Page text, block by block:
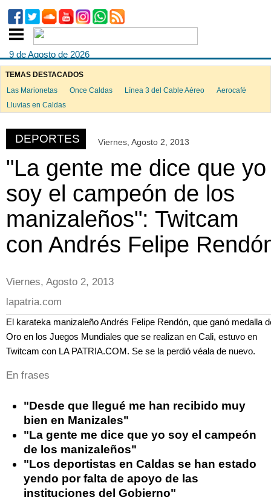
9 de Agosto de 2026
TEMAS DESTACADOS
Las Marionetas
Once Caldas Línea 3 del Cable Aéreo
Aerocafé
Lluvias en Caldas
DEPORTES Viernes, Agosto 2, 2013
"La gente me dice que yo
soy el campeón de los
manizaleños": Twitcam
con Andrés Felipe
Viernes, Agosto 2, 2013
lapatria.com
El karateka manizaleño Andrés Felipe Rendón, que ganó medalla
Oro en los Juegos Mundiales que se realizan en Cali, estuvo en
Twitcam con LA PATRIA.COM. Se se la perdió véala de nuevo.
En frases
"Desde que llegué me han recibido muy
bien en Manizales"
"La gente me dice que yo soy el campeón
de los manizaleños"
"Los deportistas en Caldas se han estado
yendo por falta de apoyo de las
instituciones del Gobierno"